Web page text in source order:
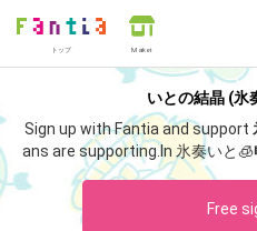
トップ Market
いとの結晶 (氷
Sign up with Fantia and support
ans are supporting.In 氷奏いと
you can enjoy special content
Free